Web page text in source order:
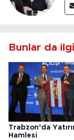
Bunlar da
Trabzon’da
Hamlesi